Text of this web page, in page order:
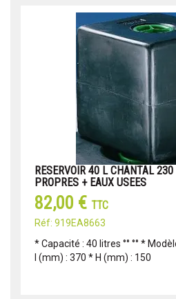
RESERVOIR 40 L CHANTAL
PROPRES + EAUX USEES
82,00 € TTC
Réf: 919EA8663
* Capacité : 40 litres °° °° *
l (mm) : 370 * H (mm) : 150